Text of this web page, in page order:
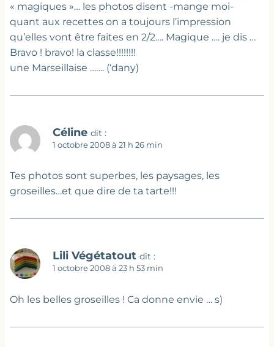
« magiques »… les photos disent -mange moi-
quant aux recettes on a toujours l’impression
qu’elles vont être faites en 2/2…. Magique …. je dis …
Bravo ! bravo! la classe!!!!!!!!
une Marseillaise ……. (‘dany)
Céline dit :
1 octobre 2008 à 21 h 26 min
Tes photos sont superbes, les paysages, les
groseilles…et que dire de ta tarte!!!
Lili Végétatout dit :
1 octobre 2008 à 23 h 53 min
Oh les belles groseilles ! Ca donne envie … s)